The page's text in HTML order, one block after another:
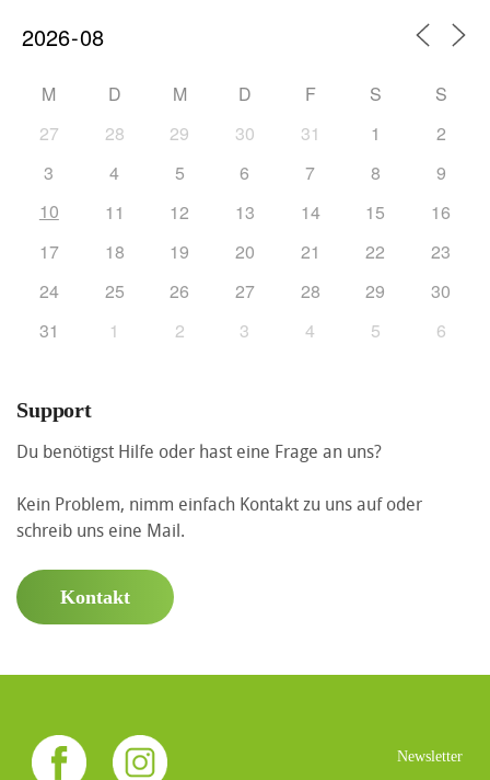
M D M D F S
S
27
28 29 30 31 1
2
3
4 5 6 7 8
9
10
11 12 13 14 15
16
17
18 19 20 21 22
23
24
25 26 27 28 29
30
31
1 2 3 4 5 6
Support
Du benötigst Hilfe oder hast eine Frage an uns?
Kein Problem, nimm einfach Kontakt zu uns auf oder
schreib uns eine Mail.
Kontakt
Newsletter